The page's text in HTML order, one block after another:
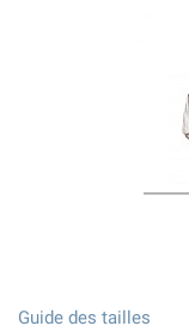
Guide des tailles